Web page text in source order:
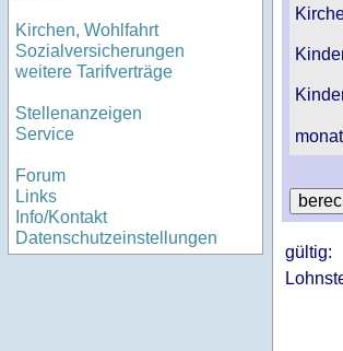
Kirchen, Wohlfahrt
Sozialversicherungen
weitere Tarifverträge
Stellenanzeigen
Service
Forum
Links
Info/Kontakt
Datenschutzeinstellungen
gültig: